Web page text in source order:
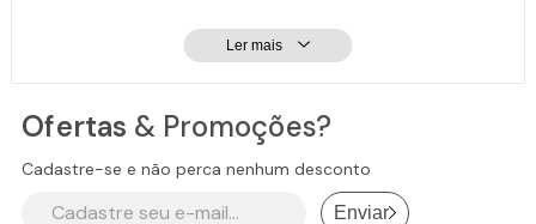
Ler mais
Ofertas & Promoções?
Cadastre-se e não perca nenhum desconto
Enviar